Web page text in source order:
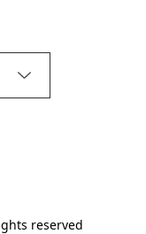
reserved